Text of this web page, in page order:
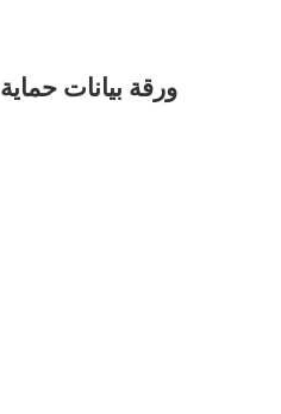
ورقة بيانات حماية BMS